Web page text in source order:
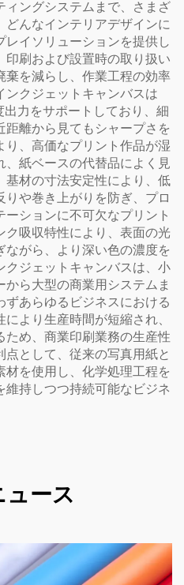
ィングシステムまで、さまざ
どんなインテリアデザインに
イソリューションを提供し
印刷および設置時の取り扱い
を減らし、作業工程の効率
クジェットキャンバスは
力をサポートしており、細
離から見てもシャープさを
、高価なプリント作品が湿
紙ベースの代替品によく見
基材の寸法安定性により、低
や巻き上がりを防ぎ、プロ
ションに不可欠なプリント
吸収特性により、表面の光
がら、より深い色の濃度を
ジェットキャンバスは、小
ら大型の商業用システムま
あらゆるビジネスにおける
より生産時間が短縮され、
め、商業印刷業務の生産性
として、従来の写真用紙と
を使用し、化学処理工程を
持しつつ持続可能なビジネ
ース